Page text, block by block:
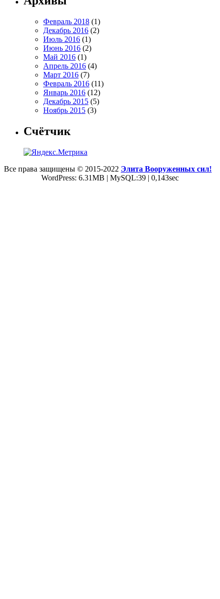
Февраль 2018 (1)
Декабрь 2016 (2)
Июль 2016 (1)
Июнь 2016 (2)
Май 2016 (1)
Апрель 2016 (4)
Март 2016 (7)
Февраль 2016 (11)
Январь 2016 (12)
Декабрь 2015 (5)
Ноябрь 2015 (3)
Счётчик
Все права защищены © 2015-2022 Элита Вооруженных сил!
WordPress: 6.31MB | MySQL:39 | 0,143sec